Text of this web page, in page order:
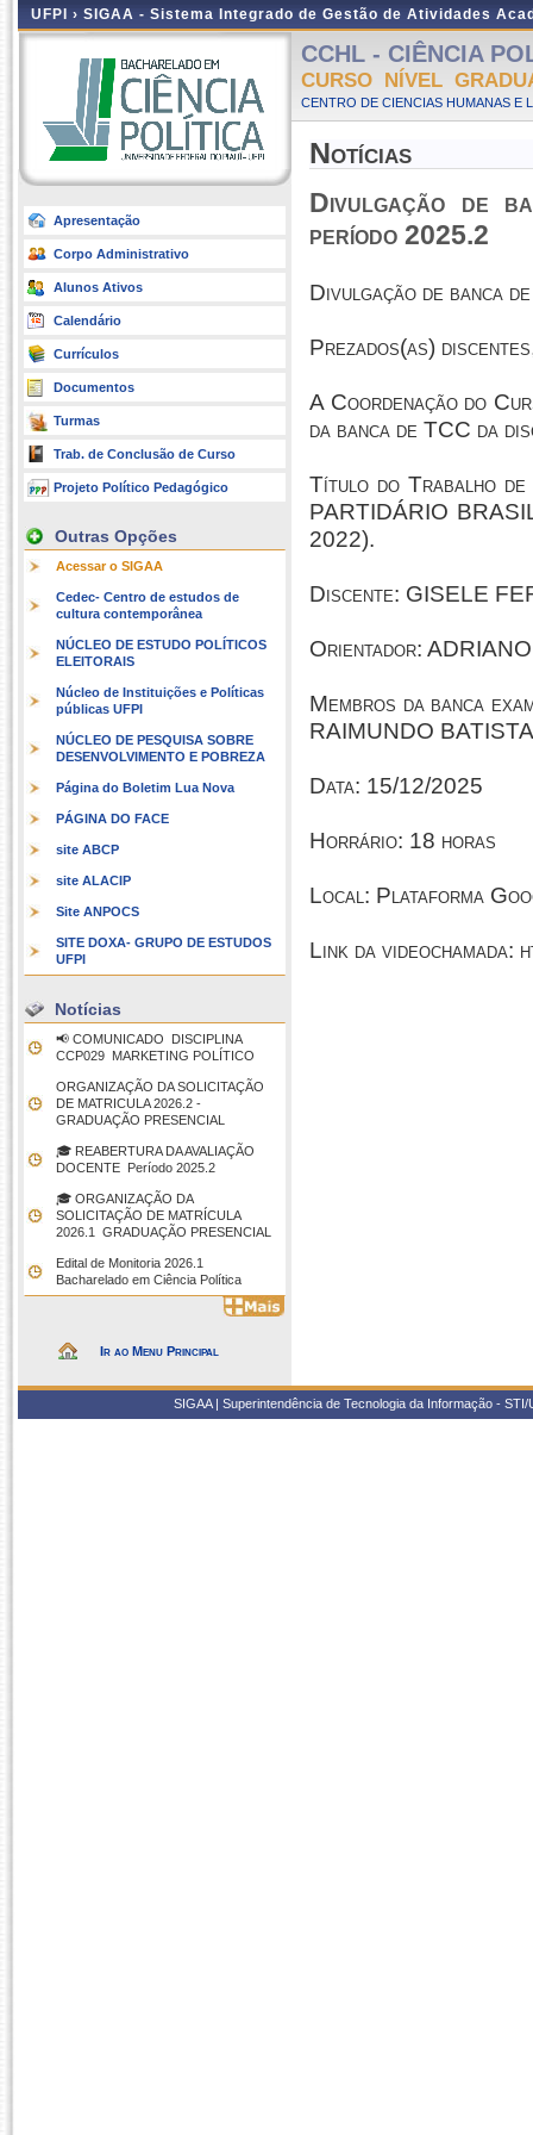
UFPI › SIGAA - Sistema Integrado de Gestão de Atividades
Apresentação
Corpo Administrativo
Alunos Ativos
Calendário
Currículos
Documentos
Turmas
Trab. de Conclusão de Curso
Projeto Político Pedagógico
Outras Opções
Acessar o SIGAA
Cedec- Centro de estudos de
cultura contemporânea
NÚCLEO DE ESTUDO POLÍTICOS
ELEITORAIS
Núcleo de Instituições e Políticas
públicas UFPI
NÚCLEO DE PESQUISA SOBRE
DESENVOLVIMENTO E POBREZA
Página do Boletim Lua Nova
PÁGINA DO FACE
site ABCP
site ALACIP
Site ANPOCS
SITE DOXA- GRUPO DE ESTUDOS
UFPI
Notícias
📢 COMUNICADO  DISCIPLINA
CCP029  MARKETING POLÍTICO
ORGANIZAÇÃO DA SOLICITAÇÃO
DE MATRICULA 2026.2 -
GRADUAÇÃO PRESENCIAL
🎓 REABERTURA DA AVALIAÇÃO
DOCENTE  Período 2025.2
🎓 ORGANIZAÇÃO DA
SOLICITAÇÃO DE MATRÍCULA
2026.1  GRADUAÇÃO PRESENCIAL
Edital de Monitoria 2026.1 
Bacharelado em Ciência Política
Ir ao Menu Principal
CCHL - CIÊNCIA
CURSO NÍVEL
CENTRO DE CIENCIAS HUMANAS E
Notícias
Divulgação de
período 2025.2
Divulgação de banca
Prezados(as)
A Coordenação do
da banca de TCC da
Título do Trabalho
PARTIDÁRIO
2022).
Discente: GISELE
Orientador:
Membros da banca
RAIMUNDO
Data: 15/12/2025
Horrário: 18 horas
Local: Plataforma
Link da
SIGAA | Superintendência de Tecnologia da Informação -